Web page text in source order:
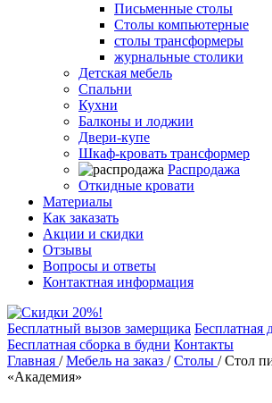
Письменные столы
Столы компьютерные
столы трансформеры
журнальные столики
Детская мебель
Спальни
Кухни
Балконы и лоджии
Двери-купе
Шкаф-кровать трансформер
Распродажа
Откидные кровати
Материалы
Как заказать
Акции и скидки
Отзывы
Вопросы и ответы
Контактная информация
Бесплатный вызов замерщика Бесплатная
Бесплатная сборка в будни Контакты
Главная /Мебель на заказ /Столы /Стол
«Академия»